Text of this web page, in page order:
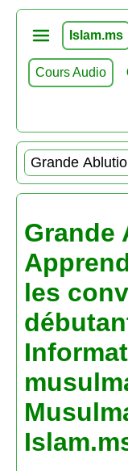
Islam.ms
Cours Audio
Grande
les